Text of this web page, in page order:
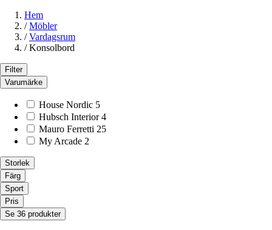
Hem
/ Möbler
/ Vardagsrum
/ Konsolbord
Filter
Varumärke
House Nordic 5
Hubsch Interior 4
Mauro Ferretti 25
My Arcade 2
Storlek
Färg
Sport
Pris
Se 36 produkter